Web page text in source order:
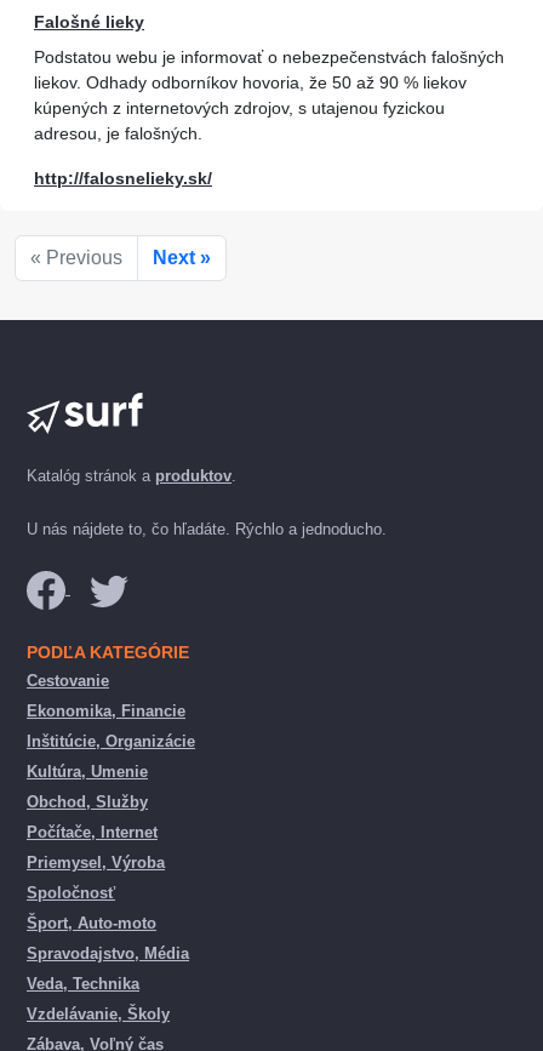
Falošné lieky
Podstatou webu je informovať o nebezpečenstvách falošných
liekov. Odhady odborníkov hovoria, že 50 až 90 % liekov
kúpených z internetových zdrojov, s utajenou fyzickou
adresou, je falošných.
http://falosnelieky.sk/
« Previous Next »
Katalóg stránok a produktov.
U nás nájdete to, čo hľadáte. Rýchlo a jednoducho.
PODĽA KATEGÓRIE
Cestovanie
Ekonomika, Financie
Inštitúcie, Organizácie
Kultúra, Umenie
Obchod, Služby
Počítače, Internet
Priemysel, Výroba
Spoločnosť
Šport, Auto-moto
Spravodajstvo, Média
Veda, Technika
Vzdelávanie, Školy
Zábava, Voľný čas